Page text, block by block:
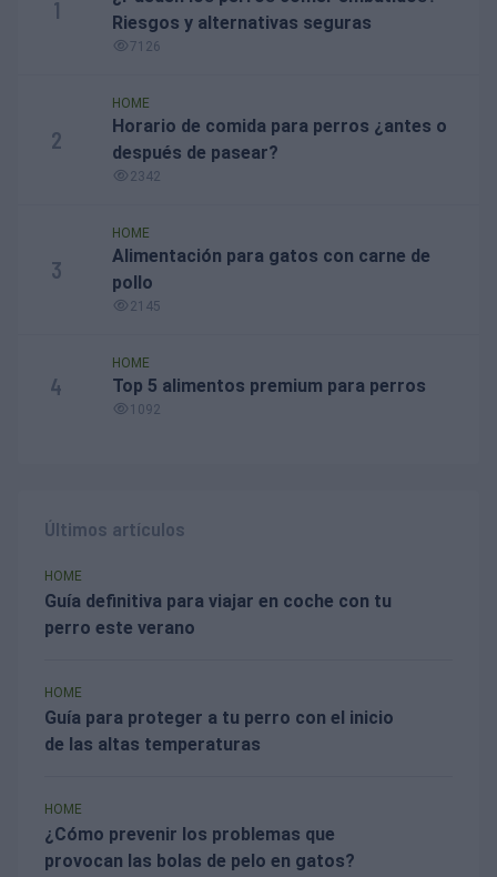
1
Riesgos y alternativas seguras
7126
2
HOME
Horario de comida para perros ¿antes o
después de pasear?
2342
3
HOME
Alimentación para gatos con carne de
pollo
2145
4
HOME
Top 5 alimentos premium para perros
1092
Últimos artículos
HOME
Guía definitiva para viajar en coche con tu
perro este verano
HOME
Guía para proteger a tu perro con el inicio
de las altas temperaturas
HOME
¿Cómo prevenir los problemas que
provocan las bolas de pelo en gatos?